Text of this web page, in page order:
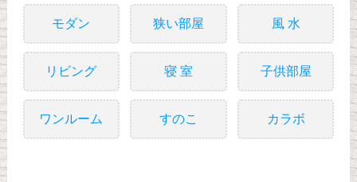
モダン 狭い部屋 風 水
リビング 寝 室 子供部屋
ワンルーム すのこ カラボ